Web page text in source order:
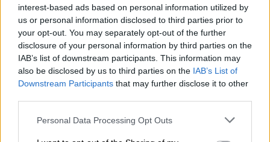
interest-based ads based on personal information utilized by
us or personal information disclosed to third parties prior to
your opt-out. You may separately opt-out of the further
disclosure of your personal information by third parties on the
IAB’s list of downstream participants. This information may
also be disclosed by us to third parties on the IAB’s List of
Downstream Participants that may further disclose it to other
Personal Data Processing Opt Outs
España y Alemania coinciden en la
necesidad urgente de reformar el
mercado eléctrico